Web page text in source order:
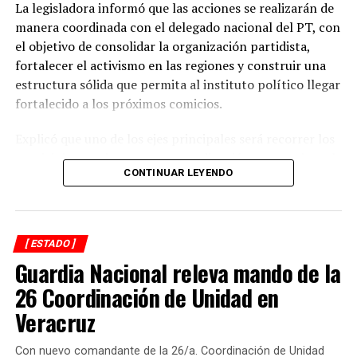
La legisladora informó que las acciones se realizarán de
manera coordinada con el delegado nacional del PT, con
el objetivo de consolidar la organización partidista,
fortalecer el activismo en las regiones y construir una
estructura sólida que permita al instituto político llegar
fortalecido a los próximos comicios.
municipios que integran su coordinación para revisar el
funcionamiento de los comités municipales surgidos de
reforzar la presencia del partido en el territorio.
Asimismo, señaló que se impulsará la integración de los
mejores cuadros del PT para que participen en las
encuestas internas y tengan la posibilidad de encabezar
las alianzas electorales rumbo a 2027.
Morales García destacó que su responsabilidad como
CONTINUAR LEYENDO
[ ESTADO ]
Guardia Nacional releva mando de la
26 Coordinación de Unidad en
Veracruz
Con nuevo comandante de la 26/a. Coordinación de Unidad